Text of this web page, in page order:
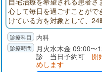
心して毎日を過ごすことが
けている方を対象として、
在宅医療を行ってまいりま
ております。お気軽にご来院
内科
月火水木金 09:00
診 当日予約可 開
めします